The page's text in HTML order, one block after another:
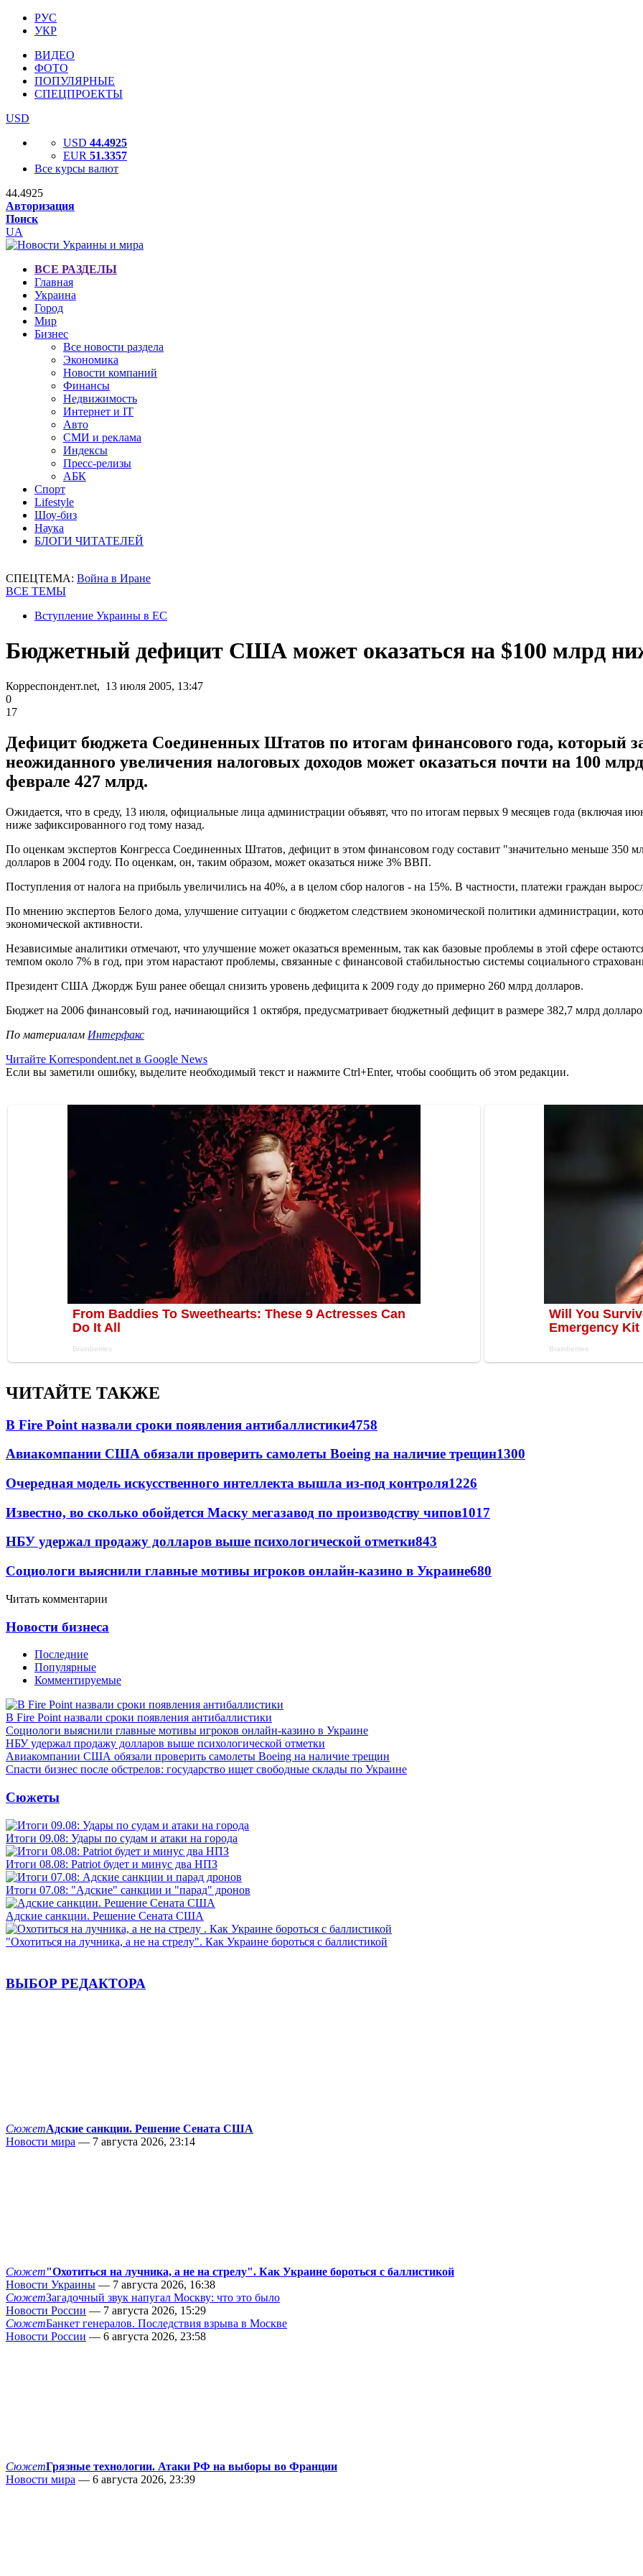
РУС
УКР
ВИДЕО
ФОТО
ПОПУЛЯРНЫЕ
СПЕЦПРОЕКТЫ
USD
USD 44.4925
EUR 51.3357
Все курсы валют
44.4925
Авторизация
Поиск
UA
ВСЕ РАЗДЕЛЫ
Главная
Украина
Город
Мир
Бизнес
Все новости раздела
Экономика
Новости компаний
Финансы
Недвижимость
Интернет и IT
Авто
СМИ и реклама
Индексы
Пресс-релизы
АБК
Спорт
Lifestyle
Шоу-биз
Наука
БЛОГИ ЧИТАТЕЛЕЙ
СПЕЦТЕМА: Война в Иране
ВСЕ ТЕМЫ
Вступление Украины в ЕС
Бюджетный дефицит США может оказаться на $100 млрд
Корреспондент.net, 13 июля 2005, 13:47
0
17
Дефицит бюджета Соединенных Штатов по итогам финансового года, который
неожиданного увеличения налоговых доходов может оказаться почти на 100
феврале 427 млрд.
Ожидается, что в среду, 13 июля, официальные лица администрации объявят, что по итогам первых 9 месяцев года (включая
ниже зафиксированного год тому назад.
По оценкам экспертов Конгресса Соединенных Штатов, дефицит в этом финансовом году составит "значительно меньше 350
долларов в 2004 году. По оценкам, он, таким образом, может оказаться ниже 3% ВВП.
Поступления от налога на прибыль увеличились на 40%, а в целом сбор налогов - на 15%. В частности, платежи граждан
По мнению экспертов Белого дома, улучшение ситуации с бюджетом следствием экономической политики администрации,
экономической активности.
Независимые аналитики отмечают, что улучшение может оказаться временным, так как базовые проблемы в этой сфере
темпом около 7% в год, при этом нарастают проблемы, связанные с финансовой стабильностью системы социального
Президент США Джордж Буш ранее обещал снизить уровень дефицита к 2009 году до примерно 260 млрд долларов.
Бюджет на 2006 финансовый год, начинающийся 1 октября, предусматривает бюджетный дефицит в размере 382,7 млрд
По материалам Интерфакс
Читайте Korrespondent.net в Google News
Если вы заметили ошибку, выделите необходимый текст и нажмите Ctrl+Enter, чтобы сообщить об этом редакции.
ЧИТАЙТЕ ТАКЖЕ
В Fire Point назвали сроки появления антибаллистики4758
Авиакомпании США обязали проверить самолеты Boeing на наличие трещин1300
Очередная модель искусственного интеллекта вышла из-под контроля1226
Известно, во сколько обойдется Маску мегазавод по производству чипов1017
НБУ удержал продажу долларов выше психологической отметки843
Социологи выяснили главные мотивы игроков онлайн-казино в Украине680
Читать комментарии
Новости бизнеса
Последние
Популярные
Комментируемые
В Fire Point назвали сроки появления антибаллистики
Социологи выяснили главные мотивы игроков онлайн-казино в Украине
НБУ удержал продажу долларов выше психологической отметки
Авиакомпании США обязали проверить самолеты Boeing на наличие трещин
Спасти бизнес после обстрелов: государство ищет свободные склады по Украине
Сюжеты
Итоги 09.08: Удары по судам и атаки на города
Итоги 08.08: Patriot будет и минус два НПЗ
Итоги 07.08: "Адские" санкции и "парад" дронов
Адские санкции. Решение Сената США
"Охотиться на лучника, а не на стрелу". Как Украине бороться с баллистикой
ВЫБОР РЕДАКТОРА
СюжетАдские санкции. Решение Сената США
Новости мира — 7 августа 2026, 23:14
Сюжет"Охотиться на лучника, а не на стрелу". Как Украине бороться с баллистикой
Новости Украины — 7 августа 2026, 16:38
СюжетЗагадочный звук напугал Москву: что это было
Новости России — 7 августа 2026, 15:29
СюжетБанкет генералов. Последствия взрыва в Москве
Новости России — 6 августа 2026, 23:58
СюжетГрязные технологии. Атаки РФ на выборы во Франции
Новости мира — 6 августа 2026, 23:39